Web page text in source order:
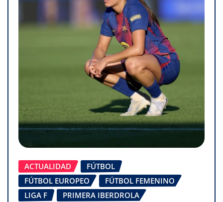
ACTUALIDAD
FÚTBOL
FÚTBOL EUROPEO
FÚTBOL FEMENINO
LIGA F
PRIMERA IBERDROLA